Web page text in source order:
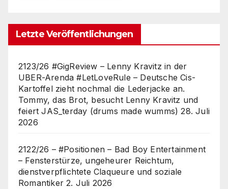
Letzte Veröffentlichungen
2123/26 #GigReview – Lenny Kravitz in der
UBER-Arenda #LetLoveRule – Deutsche Cis-
Kartoffel zieht nochmal die Lederjacke an.
Tommy, das Brot, besucht Lenny Kravitz und
feiert JAS_terday (drums made wumms) 28. Juli
2026
2122/26 – #Positionen – Bad Boy Entertainment
– Fensterstürze, ungeheurer Reichtum,
dienstverpflichtete Claqueure und soziale
Romantiker 2. Juli 2026